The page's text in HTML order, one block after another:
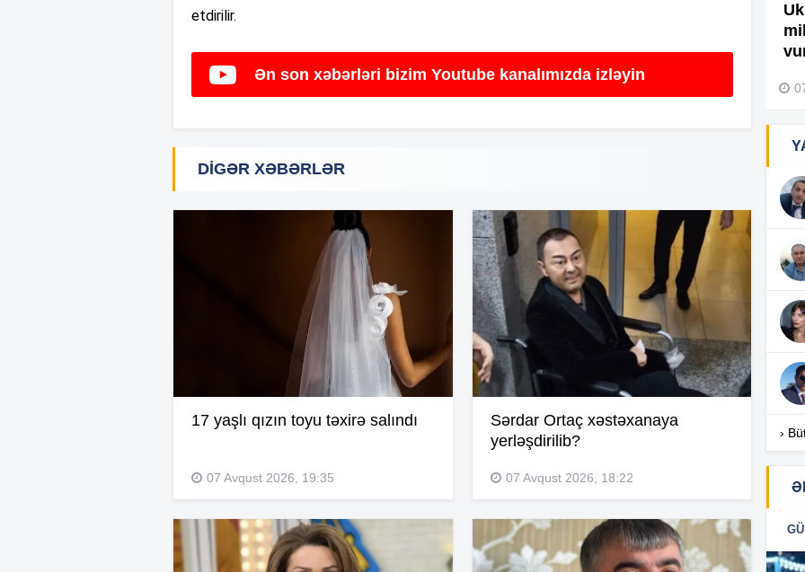
etdirilir.
Ən son xəbərləri bizim Youtube kanalımızda izləyin
DIGƏR XƏBƏRLƏR
17 yaşlı qızın toyu təxirə salındı
07 Avqust 2026, 19:35
Sərdar Ortaç xəstəxanaya
yerləşdirilib?
07 Avqust 2026, 18:22
04 Avqust 2026, 09:45
›